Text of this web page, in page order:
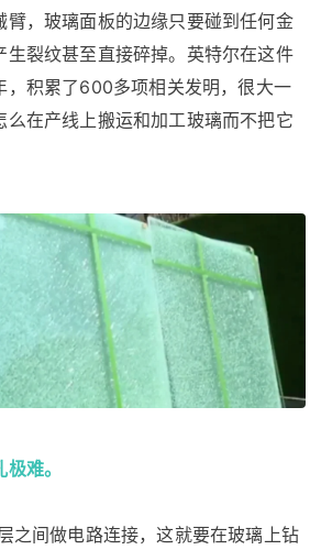
臂，玻璃面板的边缘只要碰到任何金
生裂纹甚至直接碎掉。英特尔在这件
，积累了600多项相关发明，很大一
么在产线上搬运和加工玻璃而不把它
难。
之间做电路连接，这就要在玻璃上钻